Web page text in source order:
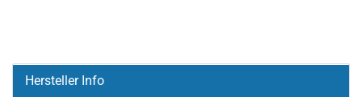
Hersteller Info